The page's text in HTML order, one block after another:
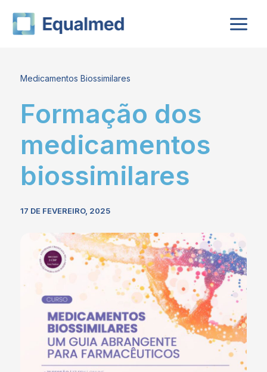
content
Medicamentos Biossimilares
Formação dos
medicamentos
biossimilares
17 DE FEVEREIRO, 2025